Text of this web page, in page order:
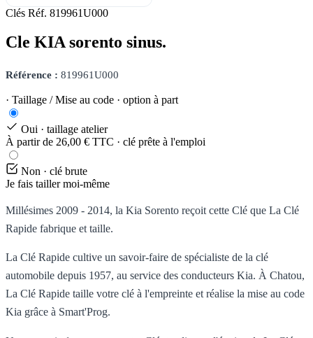
Clés Réf. 819961U000
Cle KIA sorento sinus.
Référence : 819961U000
· Taillage / Mise au code · option à part
Oui · taillage atelier
À partir de 26,00 € TTC · clé prête à l'emploi
Non · clé brute
Je fais tailler moi-même
Millésimes 2009 - 2014, la Kia Sorento reçoit cette Clé que La Clé
Rapide fabrique et taille.
La Clé Rapide cultive un savoir-faire de spécialiste de la clé
automobile depuis 1957, au service des conducteurs Kia. À Chatou,
La Clé Rapide taille votre clé à l'empreinte et réalise la mise au code
Kia grâce à Smart'Prog.